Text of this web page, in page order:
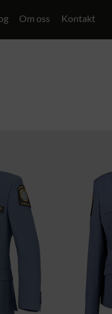
Om oss Kontakt